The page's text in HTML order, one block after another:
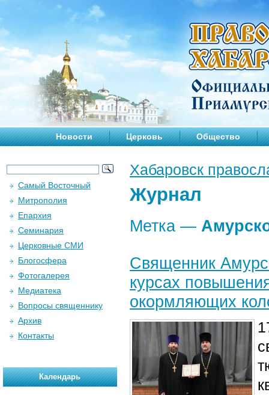
Новости Церковь Общество
Хабаровск
Журнал
Метка —
Священник
курсах
окормляющих
Самый Восточный
Митрополия
Епархия
Семинария
Церковные СМИ
Блогосфера
Фотогалерея
Медиатека
Вопросы священнику
Архив
Контакты
Календарь